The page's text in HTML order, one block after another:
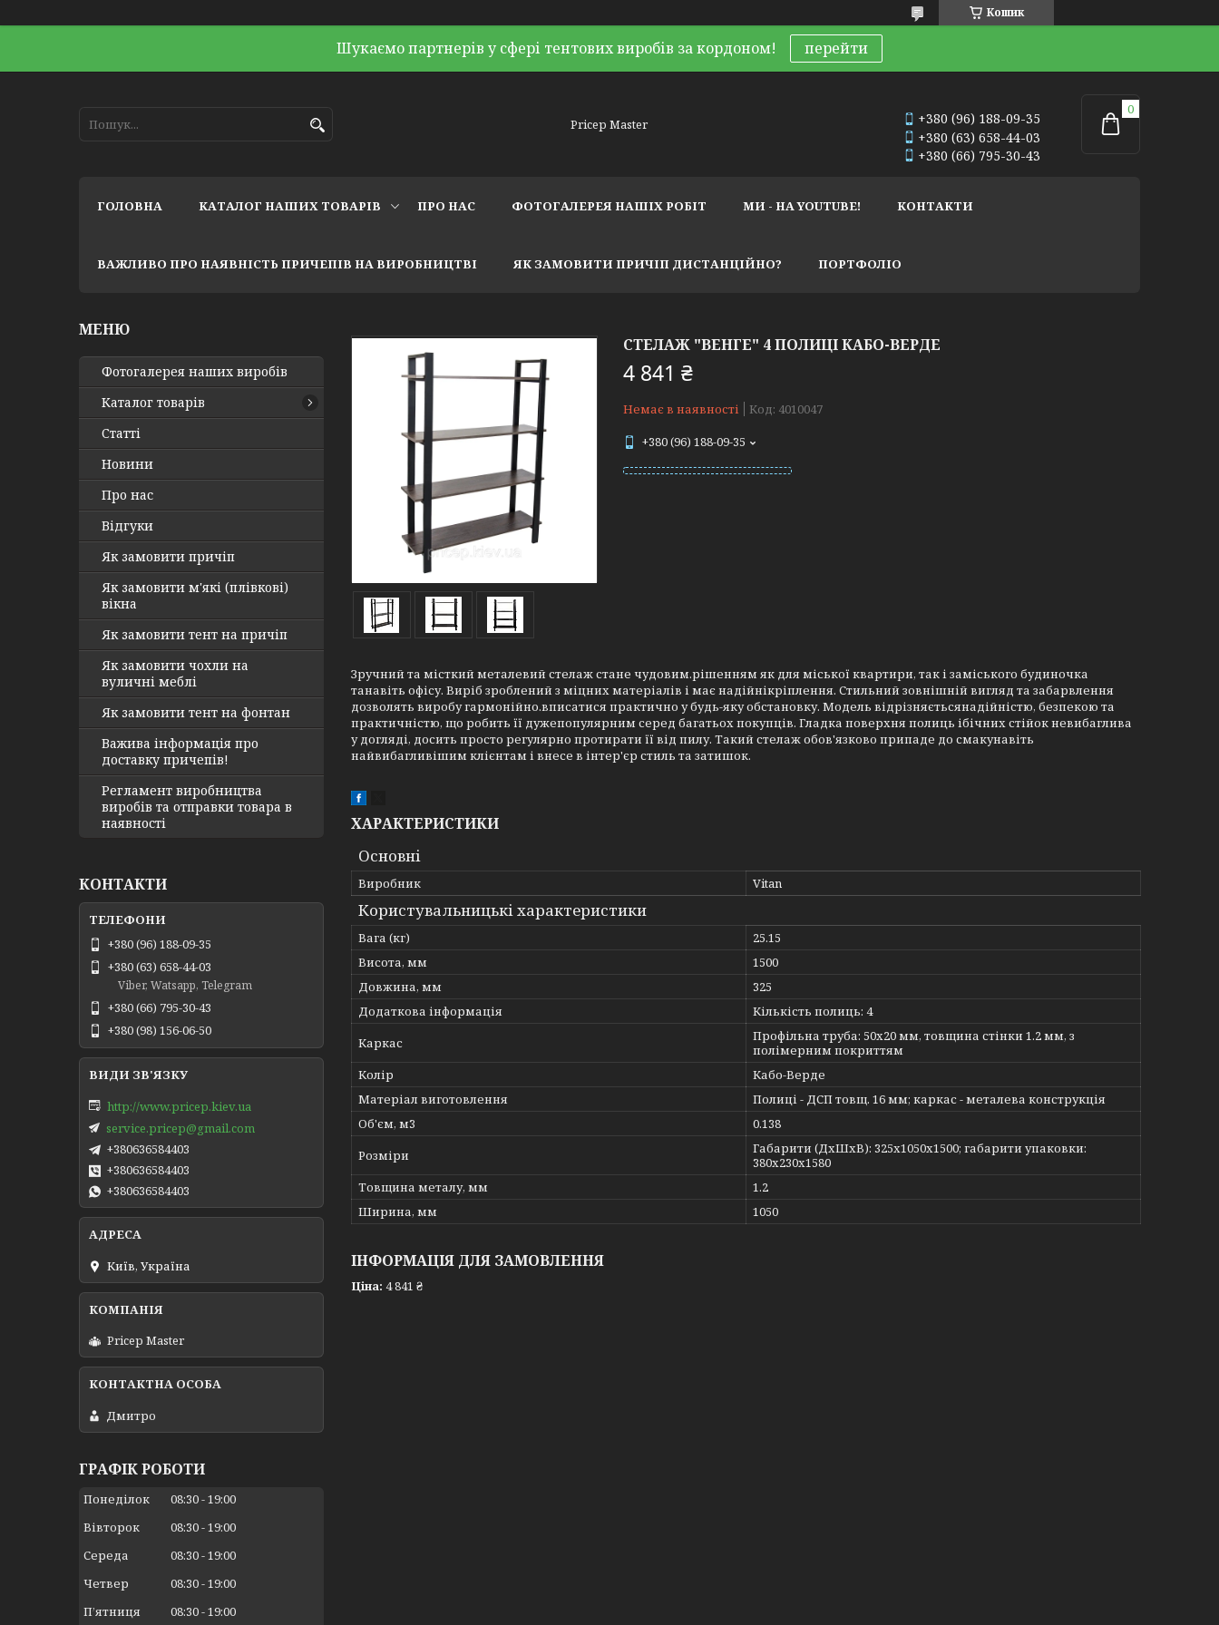
Кошик
Шукаємо партнерів у сфері тентових виробів за кордоном! перейти
Pricep Master
+380 (96) 188-09-35
+380 (63) 658-44-03
+380 (66) 795-30-43
ГОЛОВНА КАТАЛОГ НАШИХ ТОВАРІВ ПРО НАС ФОТОГАЛЕРЕЯ НАШІХ РОБІТ МИ - НА YOUTUBE! КОНТАКТИ
ВАЖЛИВО ПРО НАЯВНІСТЬ ПРИЧЕПІВ НА ВИРОБНИЦТВІ ЯК ЗАМОВИТИ ПРИЧІП ДИСТАНЦІЙНО? ПОРТФОЛІО
СТЕЛАЖ "ВЕНГЕ" 4 ПОЛИЦІ КАБО-ВЕРДЕ
4 841 ₴
Немає в наявності Код: 4010047
+380 (96) 188-09-35
Зручний та місткий металевий стелаж стане чудовим.рішенням як для міської квартири, так і заміського будиночка
танавіть офісу. Виріб зроблений з міцних матеріалів і має надійнікріплення. Стильний зовнішній вигляд та забарвлення
дозволять виробу гармонійно.вписатися практично у будь-яку обстановку. Модель відрізняєтьсянадійністю, безпекою та
практичністю, що робить її дужепопулярним серед багатьох покупців. Гладка поверхня полиць ібічних стійок невибаглива
у догляді, досить просто регулярно протирати її від пилу. Такий стелаж обов'язково припаде до смакунавіть
найвибагливішим клієнтам і внесе в інтер'єр стиль та затишок.
ХАРАКТЕРИСТИКИ
Основні
Виробник Vitan
Користувальницькі характеристики
Вага (кг)
25.15
Висота, мм
1500
Довжина, мм
325
Додаткова інформація
Кількість полиць: 4
Каркас
Профільна труба: 50х20 мм, товщина стінки 1.2 мм, з
полімерним покриттям
Колір
Кабо-Верде
Матеріал виготовлення
Полиці - ДСП товщ. 16 мм; каркас - металева конструкція
Об'єм, м3
0.138
Розміри
Габарити (ДхШхВ): 325х1050х1500; габарити упаковки:
380х230х1580
Товщина металу, мм
1.2
Ширина, мм
1050
ІНФОРМАЦІЯ ДЛЯ ЗАМОВЛЕННЯ
Ціна: 4 841 ₴
Фотогалерея наших виробів
Каталог товарів
Статті
Новини
Про нас
Відгуки
Як замовити причіп
Як замовити м'які (плівкові)
вікна
Як замовити тент на причіп
Як замовити чохли на
вуличні меблі
Як замовити тент на фонтан
Важива інформація про
доставку причепів!
Регламент виробництва
виробів та отправки товара в
наявності
КОНТАКТИ
+380 (96) 188-09-35
+380 (63) 658-44-03
Viber, Watsapp, Telegram
+380 (66) 795-30-43
+380 (98) 156-06-50
http://www.pricep.kiev.ua
service.pricep@gmail.com
+380636584403
+380636584403
+380636584403
Київ, Україна
Pricep Master
Дмитро
ГРАФІК РОБОТИ
Понеділок 08:30 19:00
Вівторок
08:30 19:00
Середа
08:30 19:00
Четвер
08:30 19:00
Пʼятниця
08:30 19:00